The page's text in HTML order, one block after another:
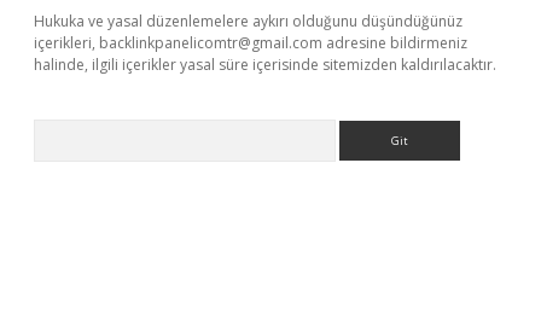
Hukuka ve yasal düzenlemelere aykırı olduğunu düşündüğünüz
içerikleri, backlinkpanelicomtr@gmail.com adresine bildirmeniz
halinde, ilgili içerikler yasal süre içerisinde sitemizden kaldırılacaktır.